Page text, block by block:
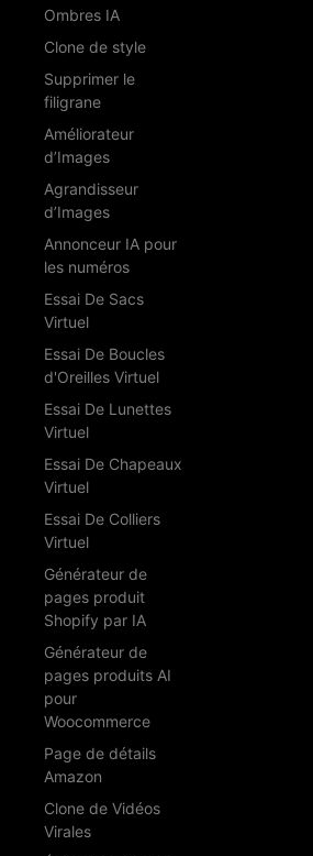
Ombres IA
Clone de style
Supprimer le
filigrane
Améliorateur
d’Images
Agrandisseur
d’Images
Annonceur IA pour
les numéros
Essai De Sacs
Virtuel
Essai De Boucles
d'Oreilles Virtuel
Essai De Lunettes
Virtuel
Essai De Chapeaux
Virtuel
Essai De Colliers
Virtuel
Générateur de
pages produit
Shopify par IA
Générateur de
pages produits AI
pour
Woocommerce
Page de détails
Amazon
Clone de Vidéos
Virales